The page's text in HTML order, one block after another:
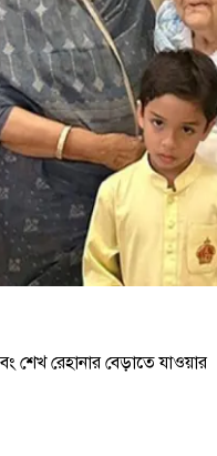
শেখ রেহানার বেড়াতে যাওয়ার